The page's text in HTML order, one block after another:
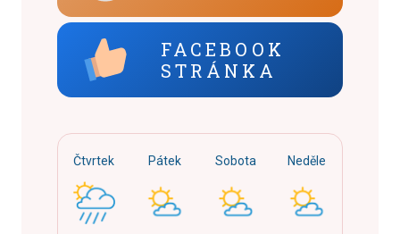
FACEBOOK
STRÁNKA
Čtvrtek Pátek Sobota Neděle